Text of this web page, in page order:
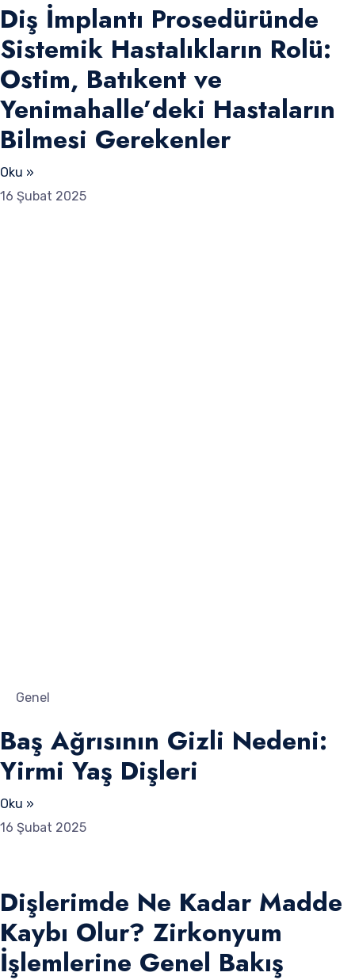
Diş İmplantı Prosedüründe
Sistemik Hastalıkların Rolü:
Ostim, Batıkent ve
Yenimahalle’deki Hastaların
Bilmesi Gerekenler
Oku »
16 Şubat 2025
Genel
Baş Ağrısının Gizli Nedeni:
Yirmi Yaş Dişleri
Oku »
16 Şubat 2025
Dişlerimde Ne Kadar Madde
Kaybı Olur? Zirkonyum
İşlemlerine Genel Bakış